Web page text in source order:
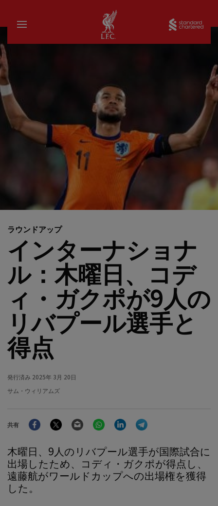
家
ラウンドアップ
インターナショナ
ル：木曜日、コデ
ィ・ガクポが9人の
リバプール選手と
得点
発行済み 2025年 3月 20日
サム・ウィリアムズ
共有
FacebookTwitter Email WhatsAppLinkedIn
木曜日、9人のリバプール選手が国際試合に
出場したため、コディ・ガクポが得点し、
遠藤航がワールドカップへの出場権を獲得
した。